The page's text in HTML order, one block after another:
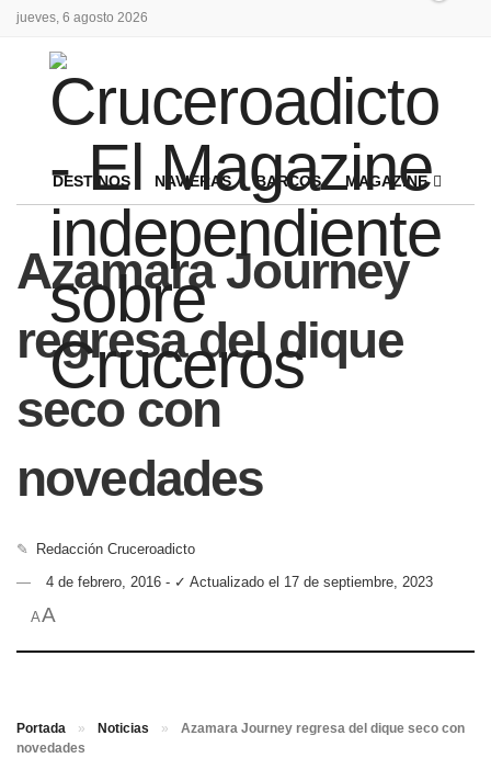
jueves, 6 agosto 2026
DESTINOS NAVIERAS BARCOS MAGAZINE
Azamara Journey
regresa del dique
seco con
novedades
✎
Redacción Cruceroadicto
4 de febrero, 2016 - ✓ Actualizado el 17 de septiembre, 2023
AA
Portada » Noticias »
Azamara Journey regresa del dique seco con
novedades